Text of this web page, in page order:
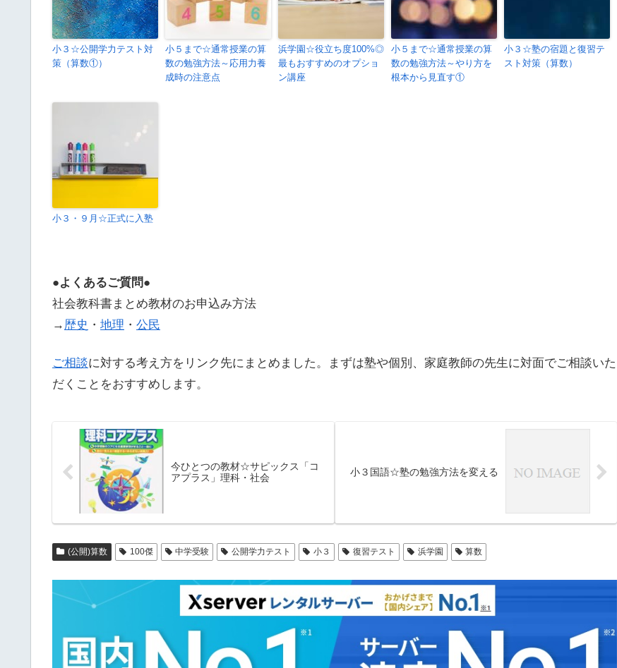
小３☆公開学力テスト対
策（算数①）
小５まで☆通常授業の算
数の勉強方法～応用力養
成時の注意点
浜学園☆役立ち度100%◎
最もおすすめのオプショ
ン講座
小５まで☆通常授業の算
数の勉強方法～やり方を
根本から見直す①
小３☆塾の宿題と復習テ
スト対策（算数）
小３・９月☆正式に入塾
●よくあるご質問●
社会教科書まとめ教材のお申込み方法
→ 歴史 ・ 地理 ・ 公民
ご相談に対する考え方をリンク先にまとめました。まずは塾や個別、家庭教師の先生に対面でご相談いた
だくことをおすすめします。
今ひとつの教材☆サピックス「コ
アプラス」理科・社会
小３国語☆塾の勉強方法を変える
(公開)算数 100傑 中学受験 公開学力テスト 小３ 復習テスト 浜学園 算数